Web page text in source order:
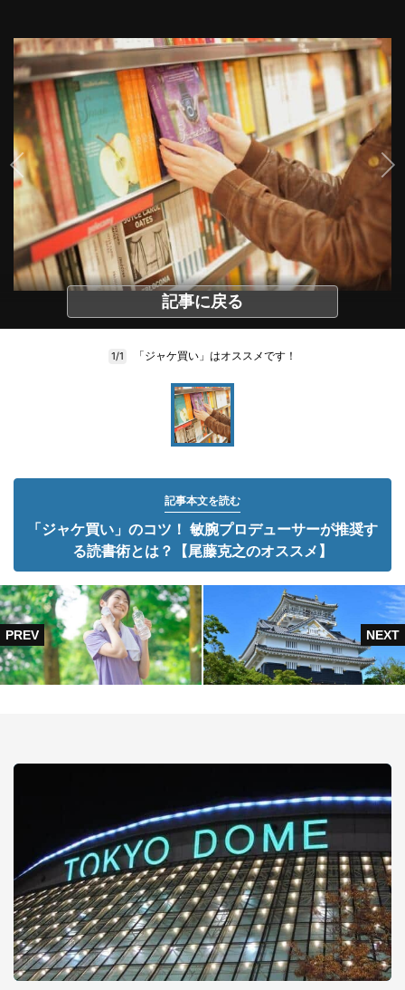
記事に戻る
1/1 「ジャケ買い」はオススメです！
記事本文を読む
「ジャケ買い」のコツ！ 敏腕プロデューサーが推奨す
る読書術とは？【尾藤克之のオススメ】